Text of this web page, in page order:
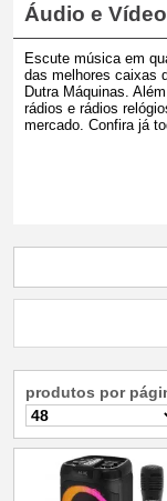
Áudio e Vídeo
Escute música em
das melhores caixas
Dutra Máquinas.
rádios e rádios
mercado. Confira já
produtos por